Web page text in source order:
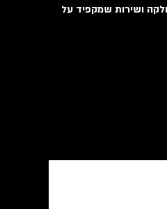
ושירות שמקפיד על